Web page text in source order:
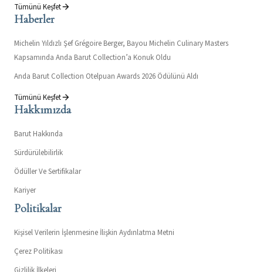
Tümünü Keşfet
Haberler
Michelin Yıldızlı Şef Grégoire Berger, Bayou Michelin Culinary Masters
Kapsamında Anda Barut Collection’a Konuk Oldu
Anda Barut Collection Otelpuan Awards 2026 Ödülünü Aldı
Tümünü Keşfet
Hakkımızda
Barut Hakkında
Sürdürülebilirlik
Ödüller Ve Sertifikalar
Kariyer
Politikalar
Kişisel Verilerin İşlenmesine İlişkin Aydınlatma Metni
Çerez Politikası